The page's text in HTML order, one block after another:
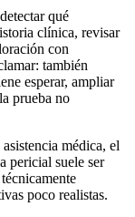
qué
clínica, revisar
con
también
esperar, ampliar
prueba no
médica, el
pericial suele ser
poco realistas.